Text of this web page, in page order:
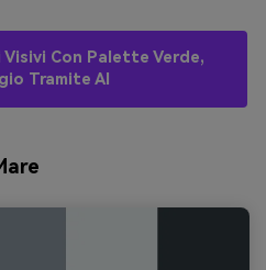
Con Palette Verde,
Tramite AI